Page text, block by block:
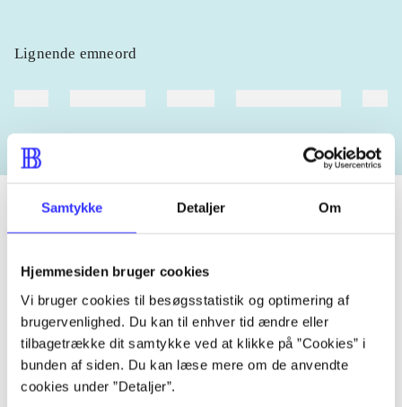
Samtykke Detaljer Om
Hjemmesiden bruger cookies
Vi bruger cookies til besøgsstatistik og optimering af
brugervenlighed. Du kan til enhver tid ændre eller
tilbagetrække dit samtykke ved at klikke på ”Cookies” i
bunden af siden. Du kan læse mere om de anvendte
cookies under ”Detaljer”.
Lignende emneord
Tidsskrift
lorem ipsum dolor sit amet ...
Tidsskrift
Artiklerne i handler ofte om